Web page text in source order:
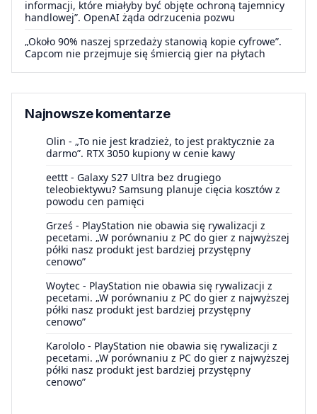
informacji, które miałyby być objęte ochroną tajemnicy
handlowej”. OpenAI żąda odrzucenia pozwu
„Około 90% naszej sprzedaży stanowią kopie cyfrowe”.
Capcom nie przejmuje się śmiercią gier na płytach
Najnowsze komentarze
Olin - „To nie jest kradzież, to jest praktycznie za
darmo”. RTX 3050 kupiony w cenie kawy
eettt - Galaxy S27 Ultra bez drugiego
teleobiektywu? Samsung planuje cięcia kosztów z
powodu cen pamięci
Grześ - PlayStation nie obawia się rywalizacji z
pecetami. „W porównaniu z PC do gier z najwyższej
półki nasz produkt jest bardziej przystępny
cenowo”
Woytec - PlayStation nie obawia się rywalizacji z
pecetami. „W porównaniu z PC do gier z najwyższej
półki nasz produkt jest bardziej przystępny
cenowo”
Karololo - PlayStation nie obawia się rywalizacji z
pecetami. „W porównaniu z PC do gier z najwyższej
półki nasz produkt jest bardziej przystępny
cenowo”